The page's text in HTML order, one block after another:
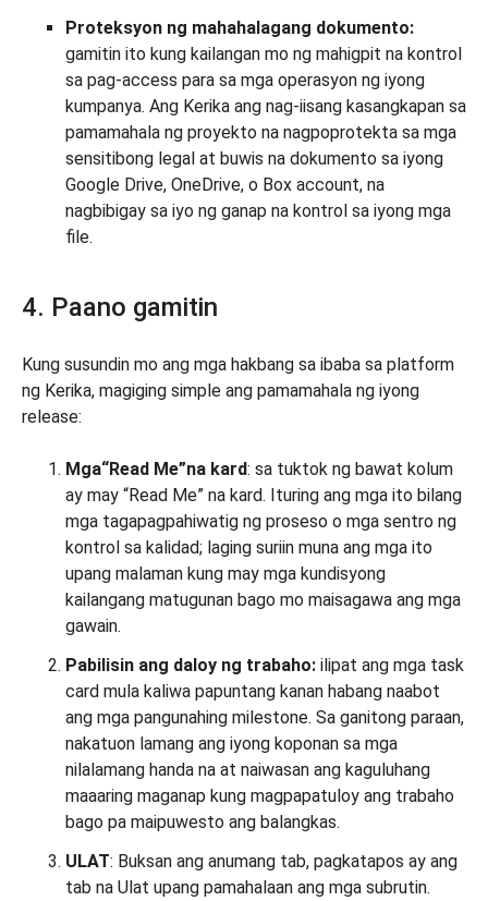
Proteksyon ng mahahalagang dokumento:
gamitin ito kung kailangan mo ng mahigpit na kontrol
sa pag-access para sa mga operasyon ng iyong
kumpanya. Ang Kerika ang nag-iisang kasangkapan sa
pamamahala ng proyekto na nagpoprotekta sa mga
sensitibong legal at buwis na dokumento sa iyong
Google Drive, OneDrive, o Box account, na
nagbibigay sa iyo ng ganap na kontrol sa iyong mga
file.
4. Paano gamitin
Kung susundin mo ang mga hakbang sa ibaba sa platform
ng Kerika, magiging simple ang pamamahala ng iyong
release:
Mga“Read Me”na kard: sa tuktok ng bawat kolum
ay may “Read Me” na kard. Ituring ang mga ito bilang
mga tagapagpahiwatig ng proseso o mga sentro ng
kontrol sa kalidad; laging suriin muna ang mga ito
upang malaman kung may mga kundisyong
kailangang matugunan bago mo maisagawa ang mga
gawain.
Pabilisin ang daloy ng trabaho: ilipat ang mga task
card mula kaliwa papuntang kanan habang naabot
ang mga pangunahing milestone. Sa ganitong paraan,
nakatuon lamang ang iyong koponan sa mga
nilalamang handa na at naiwasan ang kaguluhang
maaaring maganap kung magpapatuloy ang trabaho
bago pa maipuwesto ang balangkas.
ULAT: Buksan ang anumang tab, pagkatapos ay ang
tab na Ulat upang pamahalaan ang mga subrutin.